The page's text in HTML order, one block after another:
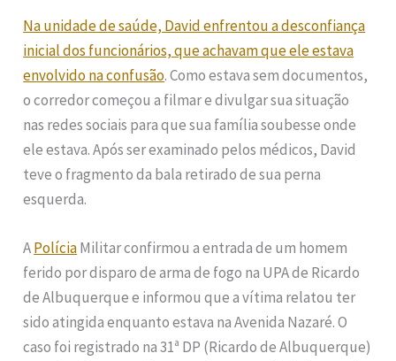
Na unidade de saúde, David enfrentou a desconfiança
inicial dos funcionários, que achavam que ele estava
envolvido na confusão. Como estava sem documentos,
o corredor começou a filmar e divulgar sua situação
nas redes sociais para que sua família soubesse onde
ele estava. Após ser examinado pelos médicos, David
teve o fragmento da bala retirado de sua perna
esquerda.
APolíciaMilitar confirmou a entrada de um homem
ferido por disparo de arma de fogo na UPA de Ricardo
de Albuquerque e informou que a vítima relatou ter
sido atingida enquanto estava na Avenida Nazaré. O
caso foi registrado na 31ª DP (Ricardo de Albuquerque)